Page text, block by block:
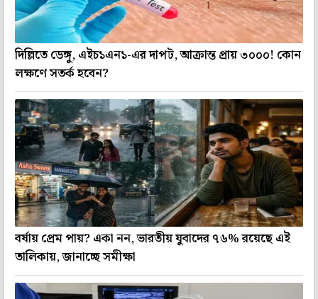
দিল্লিতে ডেঙ্গু, এইচ১এন১-এর দাপট, আক্রান্ত প্রায় ৩০০০! কোন
লক্ষণে সতর্ক হবেন?
বর্ষায় প্রেম পায়? একা নন, ভারতীয় যুবাদের ৭৬% রয়েছে এই
তালিকায়, জানাচ্ছে সমীক্ষা